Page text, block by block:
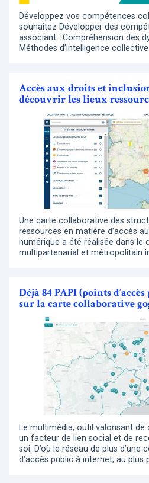
Développez vos compétences
souhaitez Développer des
associant : Compréhension des
Méthodes d’intelligence
Accès aux droits et
découvrir les lieux
Une carte collaborative des
ressources en matière d’accès
numérique a été réalisée dans le
multipartenarial et métropolitain
Déjà 84 PAPI (points
sur la carte collaborative
Le multimédia, outil valorisant
un facteur de lien social et de
soi. D’où le réseau de plus d’une
d’accès public à internet, au plus